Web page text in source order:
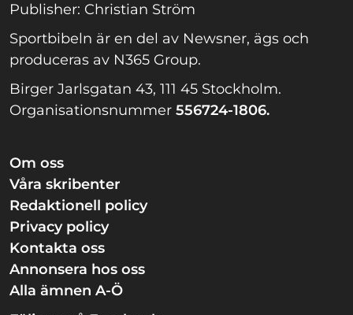
Publisher: Christian Ström
Sportbibeln är en del av Newsner, ägs och
produceras av N365 Group.
Birger Jarlsgatan 43, 111 45 Stockholm.
Organisationsnummer 556724-1806.
Om oss
Våra skribenter
Redaktionell policy
Privacy policy
Kontakta oss
Annonsera hos oss
Alla ämnen A-Ö